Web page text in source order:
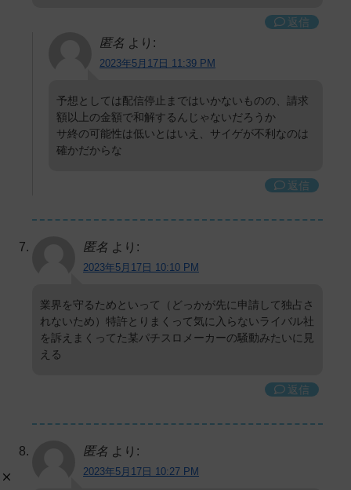
返信
匿名 より:
2023年5月17日 11:39 PM
予想としては配信停止まではいかないものの、請求
額以上の金額で和解するんじゃないだろうか
サ終の可能性は低いとはいえ、サイゲが不利なのは
確かだからな
返信
匿名 より:
2023年5月17日 10:10 PM
業界を守るためといって（どっかが先に申請して独占さ
れないため）特許とりまくって気に入らないライバル社
を訴えまくってた某パチスロメーカーの騒動みたいに見
える
返信
匿名 より:
2023年5月17日 10:27 PM